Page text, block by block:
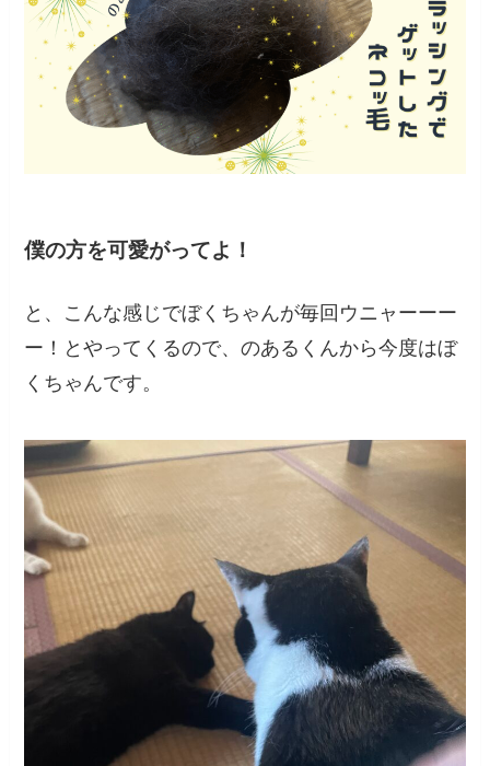
僕の方を可愛がってよ！
と、こんな感じでぼくちゃんが毎回ウニャーーー
ー！とやってくるので、のあるくんから今度はぼ
くちゃんです。